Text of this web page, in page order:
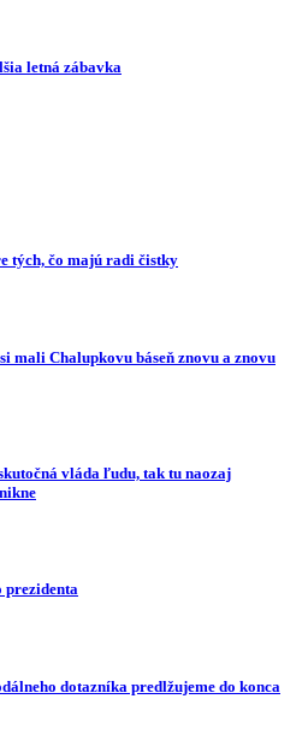
letná zábavka
tých, čo majú radi čistky
mali Chalupkovu báseň znovu a znovu
vláda ľudu, tak tu naozaj
prezidenta
dotazníka predlžujeme do konca